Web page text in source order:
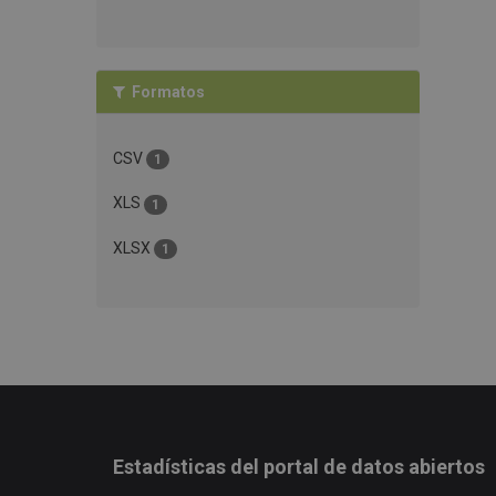
Formatos
CSV 1
XLS 1
XLSX 1
Estadísticas del portal de datos abiertos